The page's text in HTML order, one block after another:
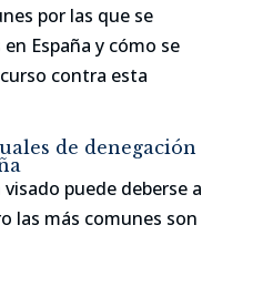
por las que se
España y cómo se
contra esta
de denegación
puede deberse a
las más comunes son